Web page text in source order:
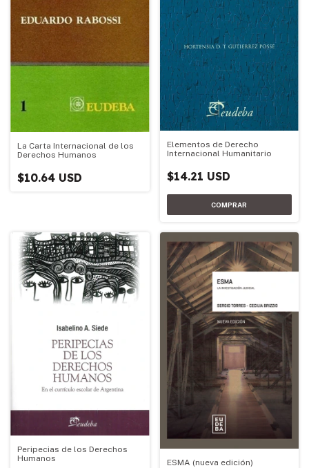
La Carta Internacional de los
Derechos Humanos
$10.64 USD
Elementos de Derecho
Internacional Humanitario
$14.21 USD
Peripecias de los Derechos
Humanos
ESMA (nueva edición)